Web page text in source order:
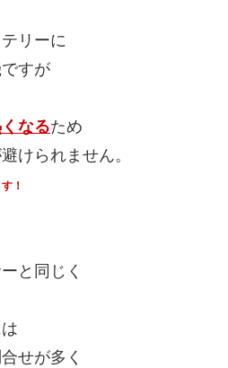
リーに
すが
なるため
けられません。
！
と同じく
せが多く